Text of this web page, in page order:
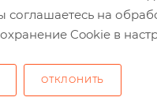
реза
на
Cookie в
ОТКЛОНИТЬ